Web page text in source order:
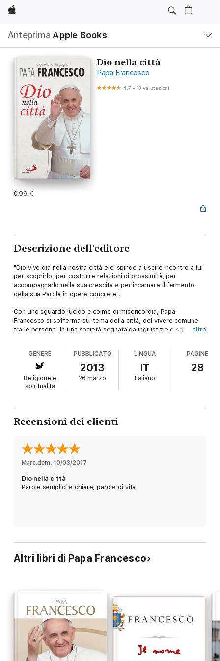
Apple
Anteprima Apple Books
locale
Apri
Menu
Dio nella città
Papa Francesco
4,7 •13 valutazioni
0,99 €
Descrizione dell’editore
"Dio vive già nella nostra città e ci spinge a uscire incontro a lui
per scoprirlo, per costruire relazioni di prossimità, per
accompagnarlo nella sua crescita e per incarnare il fermento
della sua Parola in opere concrete".
Con uno sguardo lucido e colmo di misericordia, Papa
Francesco si sofferma sul tema della città, del vivere comune
tra le persone. In una società segnata da ingiustizie e squilibri, i
di misericordia. "La misericordia – continua il Papa – crea la
vicinanza più grande, che è quella dei volti". Perché "la fede
vuol vedere per servire e amare, non per constatare o
dominare".
Bergoglio offre ai lettori credenti e non credenti la sua visione
dei rapporti umani.
altro
GENERE
Religione e
spiritualità
PUBBLICATO
2013
26 marzo
LINGUA
IT
Italiano
PAGINE
28
Recensioni dei clienti
Marc.dem, 10/03/2017
Dio nella città
Parole semplici e chiare, parole di vita
Altri libri di Papa Francesco